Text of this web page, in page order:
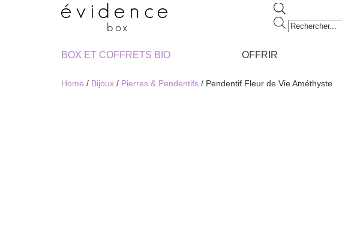
Recherche
de
BOX ET COFFRETS BIO
OFFRIR
Home / Bijoux / Pierres & Pendentifs / Pendentif Fleur de Vie Améthyste